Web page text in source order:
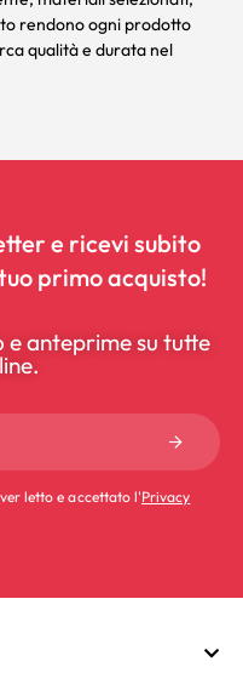
rendono ogni prodotto
qualità e durata nel
e ricevi subito
primo acquisto!
e anteprime su tutte
letto e accettato l'Privacy